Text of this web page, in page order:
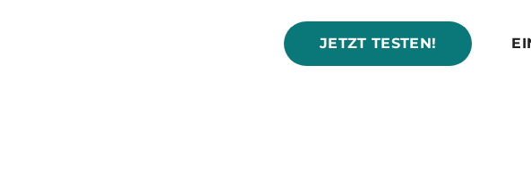
JETZT TESTEN!